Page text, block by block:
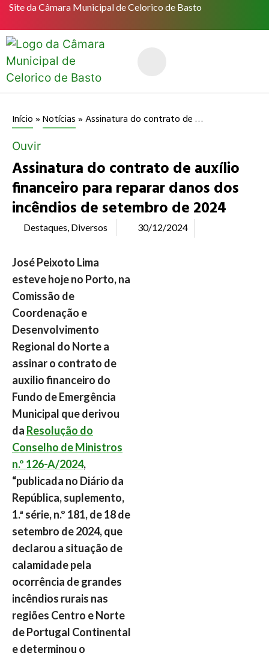
Site da Câmara Municipal de Celorico de Basto
Início»Notícias» Assinatura do contrato de auxílio financeiro para reparar danos dos incêndios de setembro de 2024
Ouvir
Assinatura do contrato de auxílio
financeiro para reparar danos dos
incêndios de setembro de 2024
Destaques, Diversos 30/12/2024
José Peixoto Lima
esteve hoje no Porto, na
Comissão de
Coordenação e
Desenvolvimento
Regional do Norte a
assinar o contrato de
auxilio financeiro do
Fundo de Emergência
Municipal que derivou
da Resolução do
Conselho de Ministros
n.º 126-A/2024,
“publicada no Diário da
República, suplemento,
1.ª série, n.º 181, de 18 de
setembro de 2024, que
declarou a situação de
calamidade pela
ocorrência de grandes
incêndios rurais nas
regiões Centro e Norte
de Portugal Continental
e determinou o